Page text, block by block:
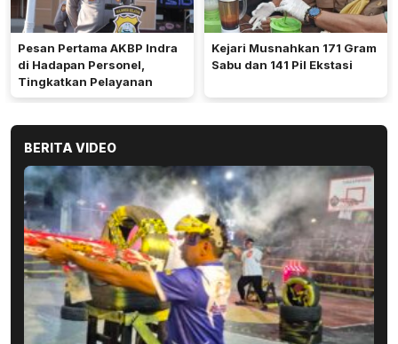
Pesan Pertama AKBP Indra
di Hadapan Personel,
Tingkatkan Pelayanan
Kejari Musnahkan 171 Gram
Sabu dan 141 Pil Ekstasi
BERITA VIDEO